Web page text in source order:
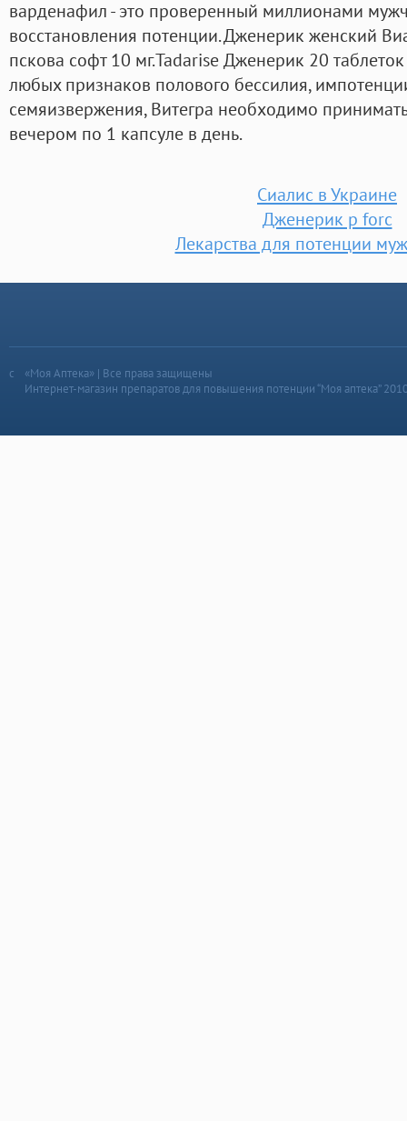
варденафил - это проверенный миллионами
восстановления потенции. Дженерик женский
пскова софт 10 мг.Tadarise Дженерик 20
любых признаков полового бессилия,
семяизвержения, Витегра необходимо
вечером по 1 капсуле в день.
Сиалис в Украине
Дженерик p forc
Лекарства для потенции
«Моя Аптека» | Все права защищены
Интернет-магазин препаратов для повышения потенции “Моя аптека”